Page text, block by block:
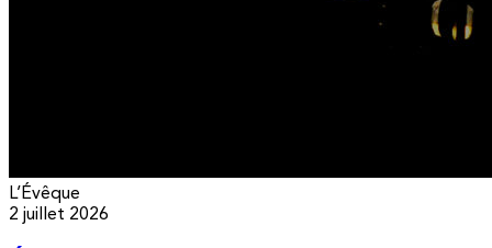
L’Évêque
2 juillet 2026